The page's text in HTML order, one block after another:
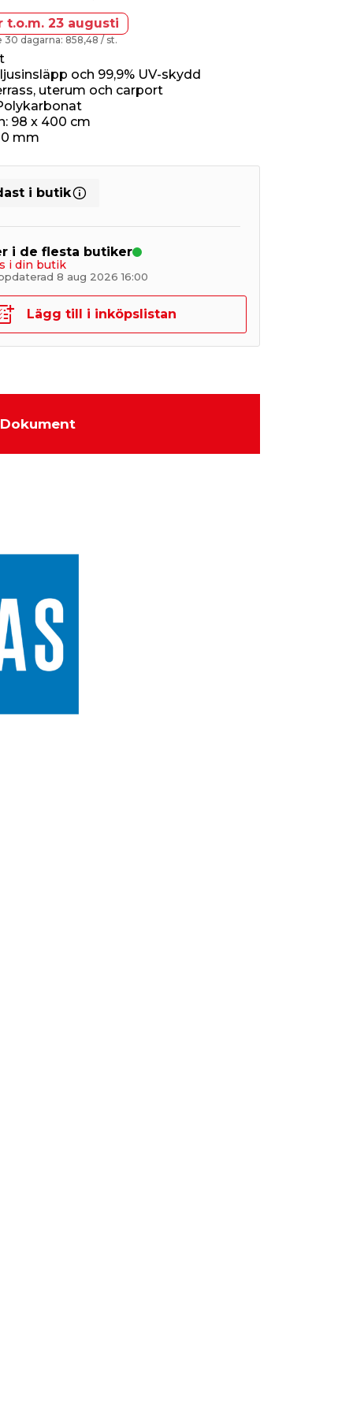
t.o.m. 23 augusti
30 dagarna: 858,48 / st.
och 99,9% UV-skydd
uterum och carport
98 x 400 cm
mm
i butik
i de flesta butiker
i din butik
8 aug 2026 16:00
Lägg till i inköpslistan
Dokument